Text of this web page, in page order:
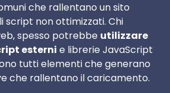
che rallentano un sito
script non ottimizzati. Chi
spesso potrebbe utilizzare
esterni e librerie JavaScript
tutti elementi che generano
che rallentano il caricamento.